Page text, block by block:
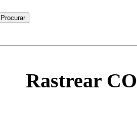
Rastrear